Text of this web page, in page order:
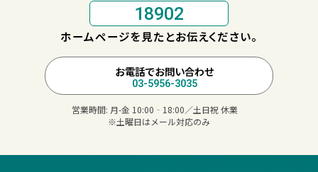
18902
ホームページを見たとお伝えください。
お電話でお問い合わせ
03-5956-3035
営業時間: 月-金 10:00‐18:00／土日祝 休業
※土曜日はメール対応のみ